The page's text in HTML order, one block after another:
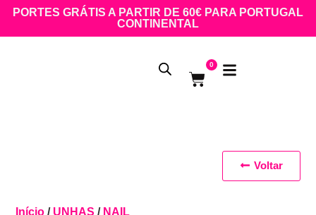
PORTES GRÁTIS A PARTIR DE 60€ PARA PORTUGAL
CONTINENTAL
0
Início / UNHAS / NAIL
Voltar